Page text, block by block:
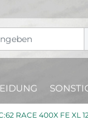
RACE 400X FE XL